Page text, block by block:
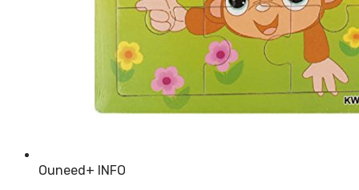
Ouneed+ INFO